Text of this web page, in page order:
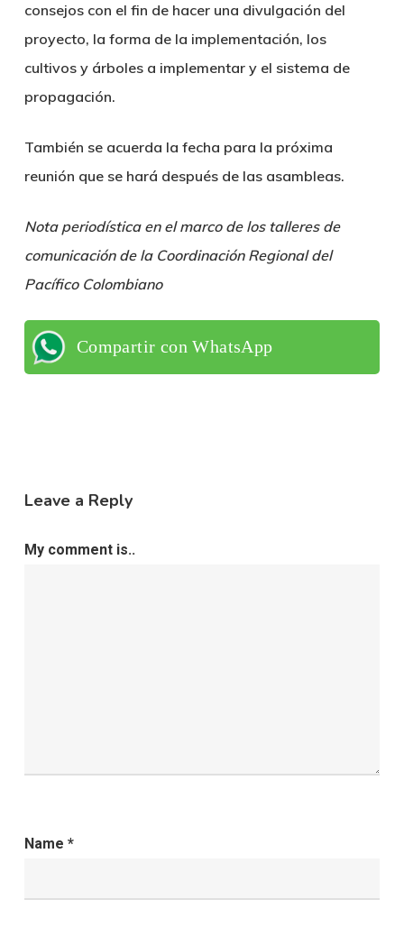
consejos con el fin de hacer una divulgación del
proyecto, la forma de la implementación, los
cultivos y árboles a implementar y el sistema de
propagación.
También se acuerda la fecha para la próxima
reunión que se hará después de las asambleas.
Nota periodística en el marco de los talleres de
comunicación de la Coordinación Regional del
Pacífico Colombiano
Compartir con WhatsApp
Leave a Reply
My comment is..
Name *